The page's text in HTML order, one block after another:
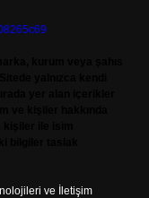
ve İletişim